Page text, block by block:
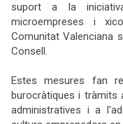
suport a la
microempreses i
Comunitat Valenciana
Consell.
Estes mesures fan
burocràtiques i tràmits
administratives i a